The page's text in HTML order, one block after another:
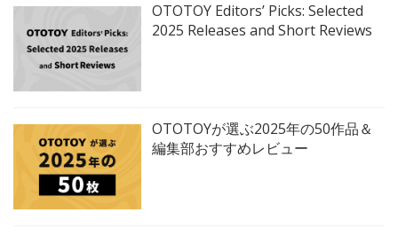
OTOTOY Editors’ Picks: Selected
2025 Releases and Short Reviews
OTOTOYが選ぶ2025年の50作品＆
編集部おすすめレビュー